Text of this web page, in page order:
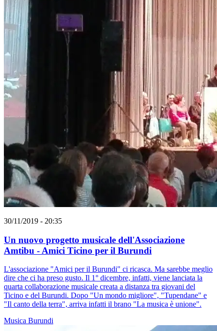
30/11/2019 - 20:35
Un nuovo progetto musicale dell'Associazione
Amtibu - Amici Ticino per il Burundi
L'associazione "Amici per il Burundi" ci ricasca. Ma sarebbe meglio
dire che ci ha preso gusto. Il 1° dicembre, infatti, viene lanciata la
quarta collaborazione musicale creata a distanza tra giovani del
Ticino e del Burundi. Dopo "Un mondo migliore", "Tupendane" e
"Il canto della terra", arriva infatti il brano "La musica è unione".
Musica Burundi